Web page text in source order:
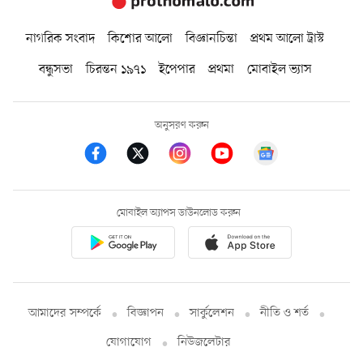
নাগরিক সংবাদ কিশোর আলো বিজ্ঞানচিন্তা
প্রথম আলো ট্রাস্ট
বন্ধুসভা
চিরন্তন ১৯৭১ ইপেপার প্রথমা মোবাইল ভ্যাস
অনুসরণ করুন
মোবাইল অ্যাপস ডাউনলোড করুন
আমাদের সম্পর্কে বিজ্ঞাপন সার্কুলেশন
নীতি ও শর্ত
যোগাযোগ
নিউজলেটার